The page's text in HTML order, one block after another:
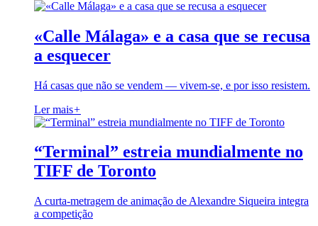
«Calle Málaga» e a casa que se recusa
a esquecer
Há casas que não se vendem — vivem-se, e por isso resistem.
Ler mais+
“Terminal” estreia mundialmente no
TIFF de Toronto
A curta-metragem de animação de Alexandre Siqueira integra
a competição